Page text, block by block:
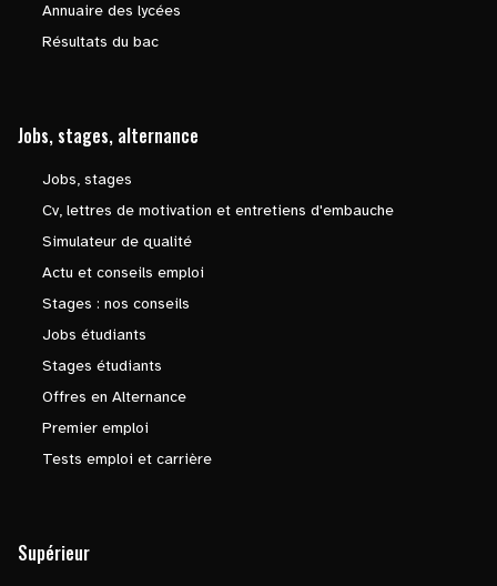
Annuaire des lycées
Résultats du bac
Jobs, stages, alternance
Jobs, stages
Cv, lettres de motivation et entretiens d'embauche
Simulateur de qualité
Actu et conseils emploi
Stages : nos conseils
Jobs étudiants
Stages étudiants
Offres en Alternance
Premier emploi
Tests emploi et carrière
Supérieur